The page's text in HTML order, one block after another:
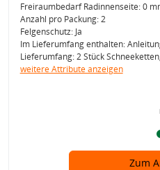
Freiraumbedarf Radinnenseite: 0
Anzahl pro Packung: 2
Felgenschutz: Ja
Im Lieferumfang enthalten:
Lieferumfang: 2 Stück
weitere Attribute anzeigen
Zum